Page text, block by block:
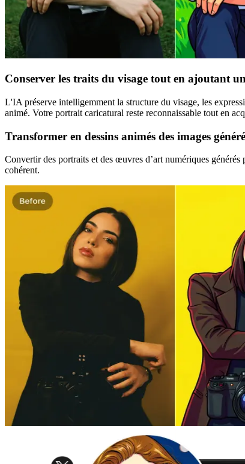
Conserver les traits du visage tout en ajoutant
L'IA préserve intelligemment la structure du visage, les
animé. Votre portrait caricatural reste reconnaissable tout en
Transformer en dessins animés des images
Convertir des portraits et des œuvres d’art numériques
cohérent.